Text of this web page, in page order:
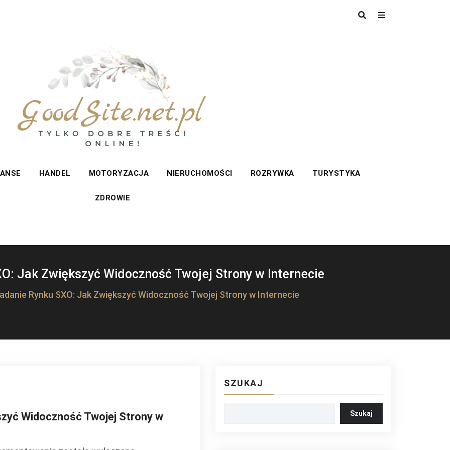
HANDEL MOTORYZACJA NIERUCHOMOŚCI ROZRYWKA TURYSTYKA
ZDROWIE
Jak Zwiększyć Widoczność Twojej Strony w Internecie
Rynku SXO: Jak Zwiększyć Widoczność Twojej Strony w Internecie
Widoczność Twojej Strony w
SZUKAJ
Szukaj